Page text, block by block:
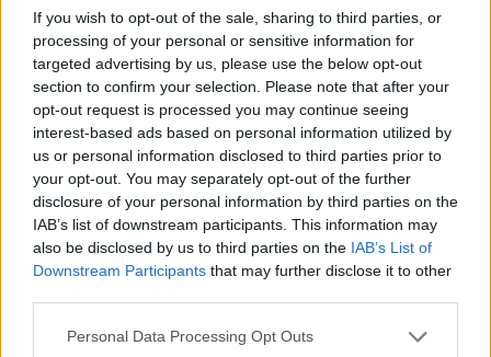
If you wish to opt-out of the sale, sharing to third parties, or
processing of your personal or sensitive information for
targeted advertising by us, please use the below opt-out
section to confirm your selection. Please note that after your
opt-out request is processed you may continue seeing
interest-based ads based on personal information utilized by
us or personal information disclosed to third parties prior to
your opt-out. You may separately opt-out of the further
disclosure of your personal information by third parties on the
IAB’s list of downstream participants. This information may
also be disclosed by us to third parties on the IAB’s List of
Downstream Participants that may further disclose it to other
Please note that this website/app uses one or more Google
Personal Data Processing Opt Outs
24.05.2026 23:09
Αστόχησε η Ρεάλ, δεν το χάνει ο
Ολυμπιακός!
1,9'' και βολές ο Ολυμπιακός!